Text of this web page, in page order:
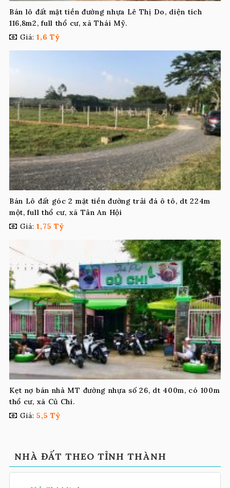
Bán lô đất mặt tiền đường nhựa Lê Thị Do, diện tích
116,8m2, full thổ cư, xã Thái Mỹ.
Giá: 1,6 Tỷ
Bán Lô đất góc 2 mặt tiền đường trải đá ô tô, dt 224m
một, full thổ cư, xã Tân An Hội
Giá: 1,75 Tỷ
Kẹt nợ bán nhà MT đường nhựa số 26, dt 400m, có 100m
thổ cư, xã Củ Chi.
Giá: 5,5 Tỷ
NHÀ ĐẤT THEO TỈNH THÀNH